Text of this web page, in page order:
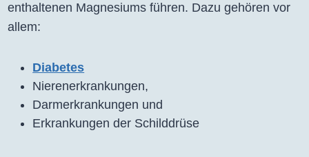
enthaltenen Magnesiums führen. Dazu gehören vor
allem:
Diabetes
Nierenerkrankungen,
Darmerkrankungen und
Erkrankungen der Schilddrüse